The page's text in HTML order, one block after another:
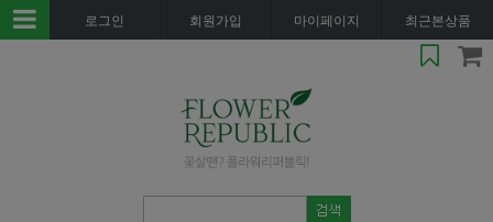
로그인 회원가입 마이페이지 최근본상품